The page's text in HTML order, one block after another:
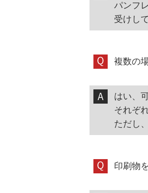
パンフ
受けし
複数の
はい、
それぞ
ただし
印刷物